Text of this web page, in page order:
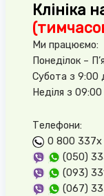
Клініка
Ми працюємо:
Понеділок –
Субота з 9:00
Неділя з
Телефони:
0 800 337x
(050)
(093)
(067)